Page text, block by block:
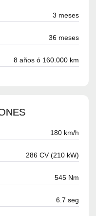
3 meses
36 meses
8 años ó 160.000 km
180 km/h
286 CV (210 kW)
545 Nm
6.7 seg